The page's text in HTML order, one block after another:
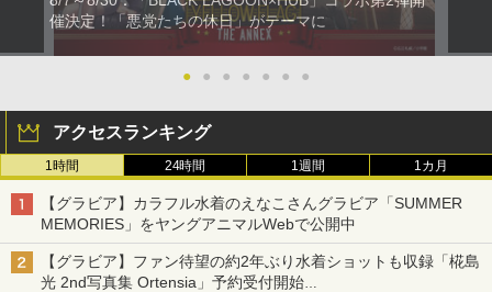
催決定！「悪党たちの休日」がテーマに
● ● ● ● ● ● ●
アクセスランキング
1時間 24時間 1週間 1カ月
【グラビア】カラフル水着のえなこさんグラビア「SUMMER
MEMORIES」をヤングアニマルWebで公開中
【グラビア】ファン待望の約2年ぶり水着ショットも収録「椛島
光 2nd写真集 Ortensia」予約受付開始